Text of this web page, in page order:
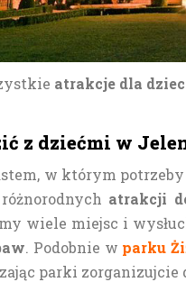
atrakcje dla
z dziećmi w
w którym potrzeby
atrakcji
wiele miejsc i
. Podobnie w parku
parki